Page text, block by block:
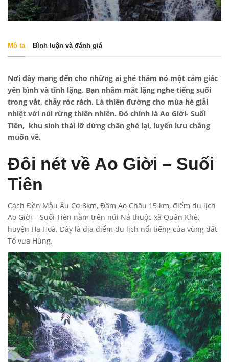
Mô tả Bình luận và đánh giá
Nơi đây mang đến cho những ai ghé thăm nó một cảm giác
yên bình và tĩnh lặng. Bạn nhắm mắt lặng nghe tiếng suối
trong vắt, chảy róc rách. Là thiên đường cho mùa hè giải
nhiệt với núi rừng thiên nhiên. Đó chính là Ao Giời- Suối
Tiên, khu sinh thái lỡ dừng chân ghé lại, luyến lưu chẳng
muốn về.
Đôi nét về Ao Giời – Suối
Tiên
Cách Đền Mẫu Âu Cơ 8km, Đầm Ao Châu 15 km, điểm du lịch
Ao Giời – Suối Tiên nằm trên núi Nả thuộc xã Quân Khê,
huyện Hạ Hoà. Đây là địa điểm du lịch nổi tiếng của vùng đất
Tổ vua Hùng.